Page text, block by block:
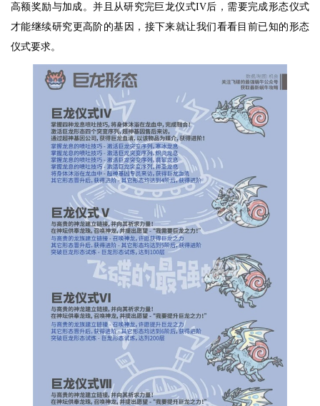
高额奖励与加成。并且从研究完巨龙仪式IV后，需要完成形态仪式
才能继续研究更高阶的基因，接下来就让我们看看目前已知的形态
仪式要求。